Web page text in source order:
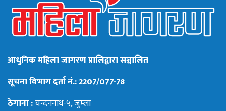
आधुनिक महिला जागरण प्रालिद्वारा सञ्चालित
सूचना विभाग दर्ता नं.: 2207/077-78
ठेगाना :चन्दननाथ-५, जुम्ला